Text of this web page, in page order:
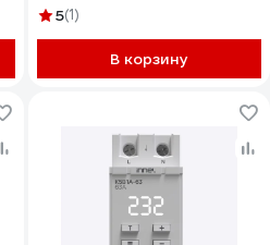
встроенным датч. давл. 0-10
5(1)
В корзину